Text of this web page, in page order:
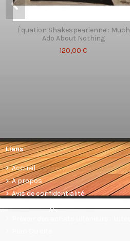
Équation Shakespearienne : Much
Ado About Nothing
120,00 €
Liens
Accueil
A propos
Avis de confidentialité